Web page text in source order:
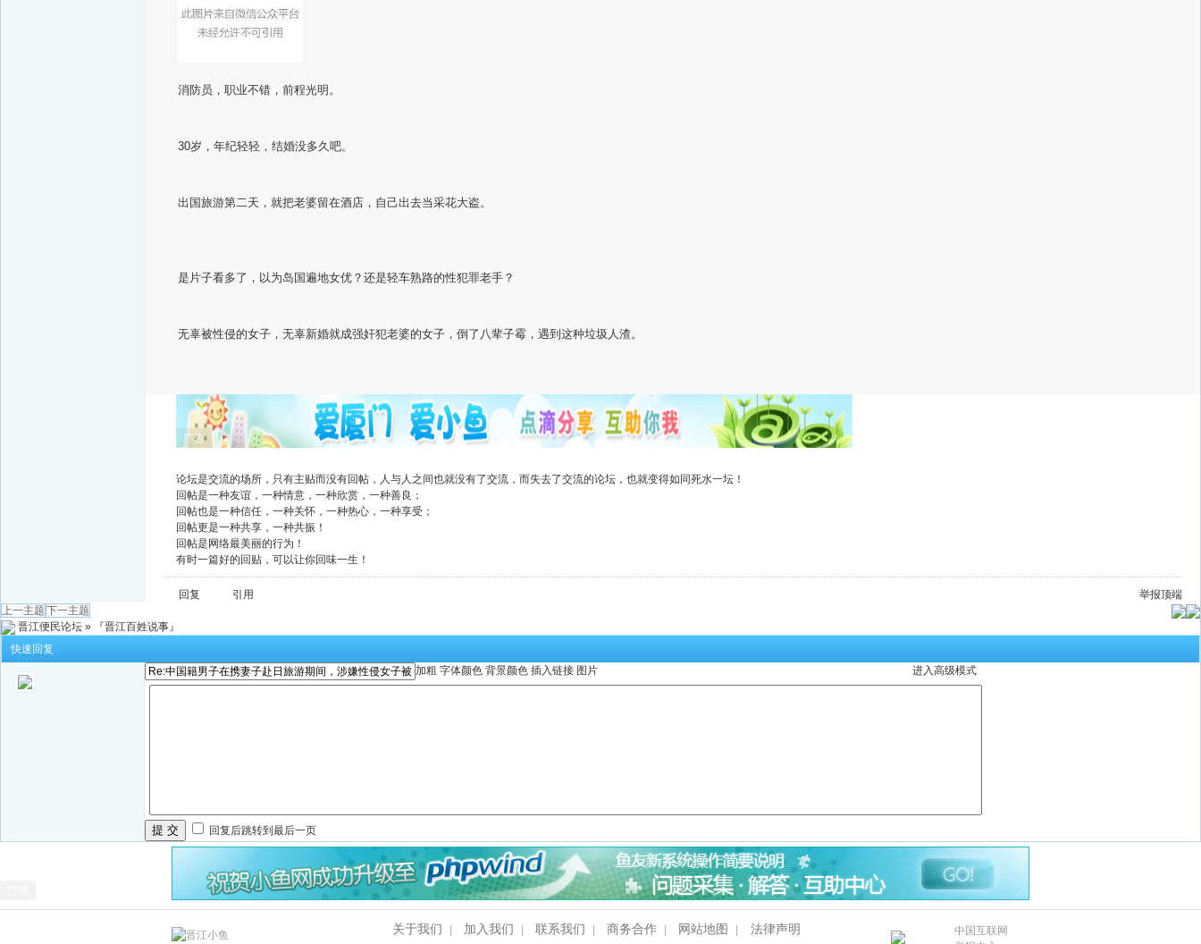
消防员，职业不错，前程光明。
30岁，年纪轻轻，结婚没多久吧。
出国旅游第二天，就把老婆留在酒店，自己出去当采花大盗。
是片子看多了，以为岛国遍地女优？还是轻车熟路的性犯罪老手？
无辜被性侵的女子，无辜新婚就成强奸犯老婆的女子，倒了八辈子霉，遇到这种垃圾人渣。
广告
论坛是交流的场所，只有主贴而没有回帖，人与人之间也就没有了交流，而失去了交流的论坛，也就变得如同死水一坛！
回帖是一种友谊，一种情意，一种欣赏，一种善良；
回帖也是一种信任，一种关怀，一种热心，一种享受；
回帖更是一种共享，一种共振！
回帖是网络最美丽的行为！
有时一篇好的回贴，可以让你回味一生！
回复 引用 举报顶端
上一主题 下一主题
晋江便民论坛 »
『晋江百姓说事』
快速回复
进入高级模式
加粗 字体颜色 背景颜色 插入链接 图片
提 交 回复后跳转到最后一页
关于我们 加入我们 联系我们 商务合作 网站地图 法律声明
中国互联网